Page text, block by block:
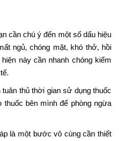
cần chú ý đến một số dấu hiệu
ngủ, chóng mặt, khó thở, hồi
này cần nhanh chóng kiểm
thủ thời gian sử dụng thuốc
thuốc bên mình để phòng ngừa
là một bước vô cùng cần thiết